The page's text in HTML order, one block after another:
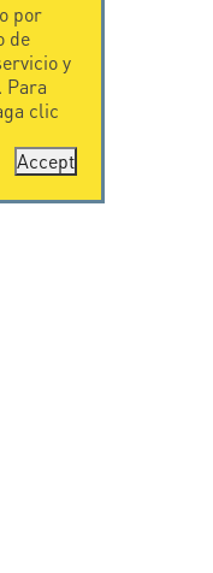
por
de
y
Para
clic
Accept